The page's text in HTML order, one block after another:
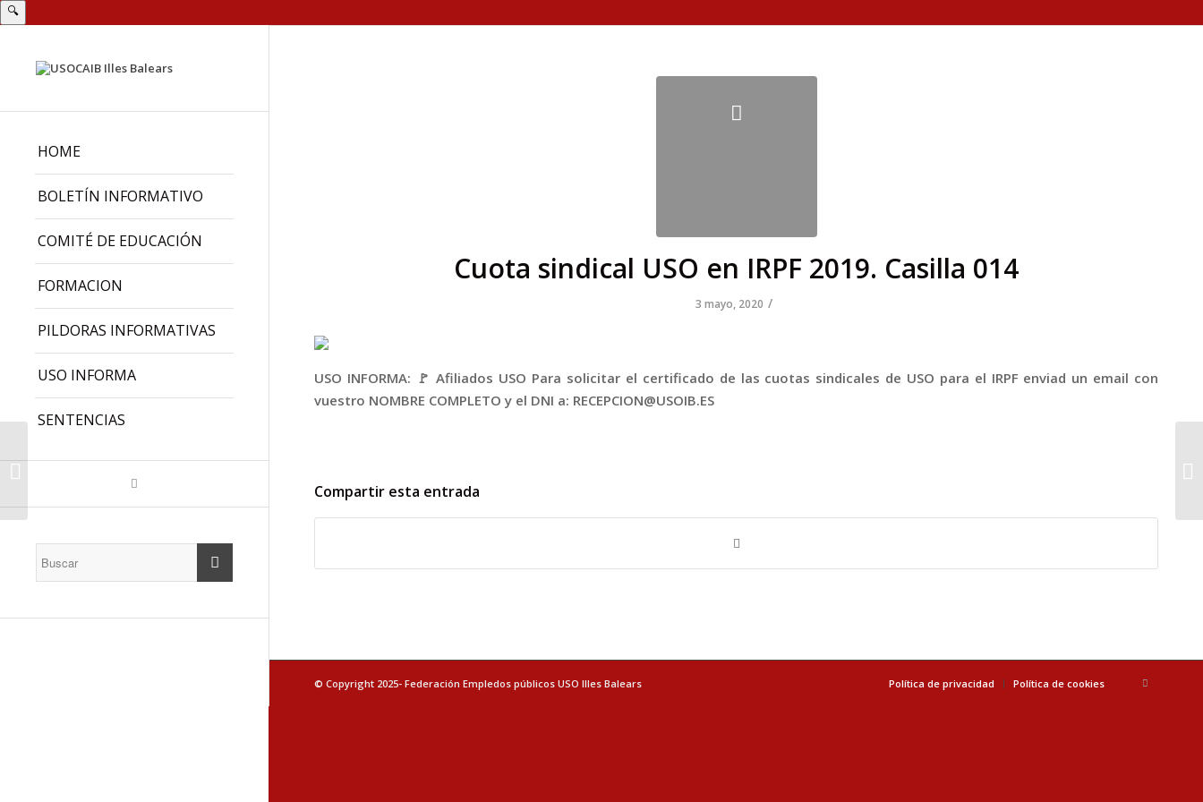
🔍
HOME
BOLETÍN INFORMATIVO
COMITÉ DE EDUCACIÓN
FORMACION
PILDORAS INFORMATIVAS
USO INFORMA
SENTENCIAS
Cuota sindical USO en IRPF 2019. Casilla 014
3 mayo, 2020 /
USO INFORMA: 🚩 Afiliados USO Para solicitar el certificado de las cuotas sindicales de USO para el IRPF enviad un email con
vuestro NOMBRE COMPLETO y el DNI a: RECEPCION@USOIB.ES
Compartir esta entrada
© Copyright 2025- Federación Empledos públicos USO Illes Balears Política de privacidad Política de cookies